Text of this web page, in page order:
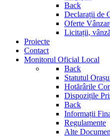
Back
Declarații de
Oferte
Licitații,
Proiecte
Contact
Monitorul Oficial Local
Back
Statutul
Hotărârile
Dispozițile
Back
Informații
Regulamente
Alte